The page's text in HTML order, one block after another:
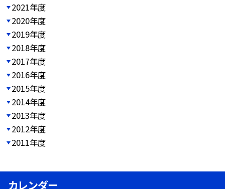
2021年度
2020年度
2019年度
2018年度
2017年度
2016年度
2015年度
2014年度
2013年度
2012年度
2011年度
カレンダー